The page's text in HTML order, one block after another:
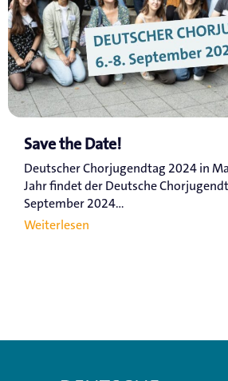
Save the Date!
Deutscher Chorjugendtag 2024 in
Jahr findet der Deutsche
September 2024...
Weiterlesen